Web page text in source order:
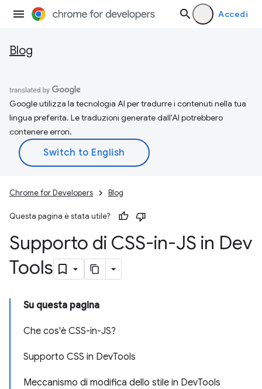
Accedi
Blog
Google utilizza la tecnologia AI per tradurre i contenuti nella tua
lingua preferita. Le traduzioni generate dall'AI potrebbero
contenere errori.
Chrome for Developers Blog
Questa pagina è stata utile?
Supporto di CSS-in-JS in Dev
Tools
Su questa pagina
Che cos'è CSS-in-JS?
Supporto CSS in DevTools
Meccanismo di modifica dello stile in DevTools